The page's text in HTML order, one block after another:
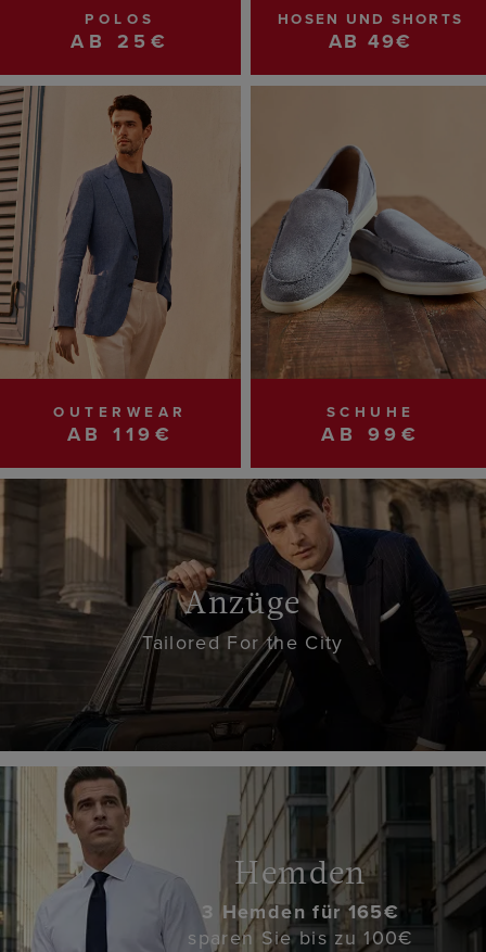
POLOS
AB 25€
HOSEN UND SHORTS
AB 49€
OUTERWEAR
AB 119€
SCHUHE
AB 99€
Anzüge
Tailored For the City
Hemden
3 Hemden für 165€
sparen Sie bis zu 100€